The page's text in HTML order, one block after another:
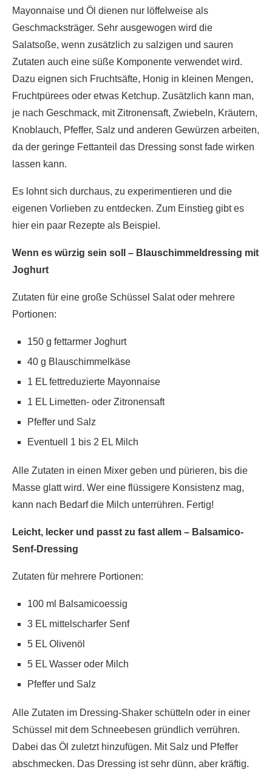
Mayonnaise und Öl dienen nur löffelweise als
Geschmacksträger. Sehr ausgewogen wird die
Salatsoße, wenn zusätzlich zu salzigen und sauren
Zutaten auch eine süße Komponente verwendet wird.
Dazu eignen sich Fruchtsäfte, Honig in kleinen Mengen,
Fruchtpürees oder etwas Ketchup. Zusätzlich kann man,
je nach Geschmack, mit Zitronensaft, Zwiebeln, Kräutern,
Knoblauch, Pfeffer, Salz und anderen Gewürzen arbeiten,
da der geringe Fettanteil das Dressing sonst fade wirken
lassen kann.
Es lohnt sich durchaus, zu experimentieren und die
eigenen Vorlieben zu entdecken. Zum Einstieg gibt es
hier ein paar Rezepte als Beispiel.
Wenn es würzig sein soll – Blauschimmeldressing mit
Joghurt
Zutaten für eine große Schüssel Salat oder mehrere
Portionen:
150 g fettarmer Joghurt
40 g Blauschimmelkäse
1 EL fettreduzierte Mayonnaise
1 EL Limetten- oder Zitronensaft
Pfeffer und Salz
Eventuell 1 bis 2 EL Milch
Alle Zutaten in einen Mixer geben und pürieren, bis die
Masse glatt wird. Wer eine flüssigere Konsistenz mag,
kann nach Bedarf die Milch unterrühren. Fertig!
Leicht, lecker und passt zu fast allem – Balsamico-
Senf-Dressing
Zutaten für mehrere Portionen:
100 ml Balsamicoessig
3 EL mittelscharfer Senf
5 EL Olivenöl
5 EL Wasser oder Milch
Pfeffer und Salz
Alle Zutaten im Dressing-Shaker schütteln oder in einer
Schüssel mit dem Schneebesen gründlich verrühren.
Dabei das Öl zuletzt hinzufügen. Mit Salz und Pfeffer
abschmecken. Das Dressing ist sehr dünn, aber kräftig.